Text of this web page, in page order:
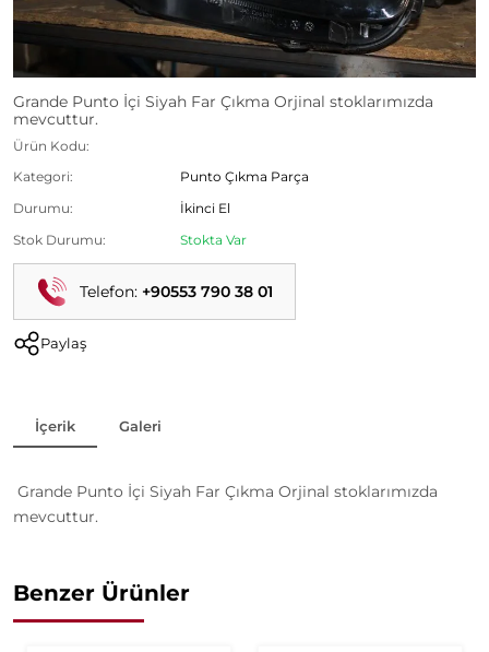
Grande Punto İçi Siyah Far Çıkma Orjinal stoklarımızda
mevcuttur.
Ürün Kodu:
Kategori:
Punto Çıkma Parça
Durumu:
İkinci El
Stok Durumu:
Stokta Var
Telefon: +90553 790 38 01
Paylaş
İçerik Galeri
Grande Punto İçi Siyah Far Çıkma Orjinal stoklarımızda
mevcuttur.
Benzer Ürünler